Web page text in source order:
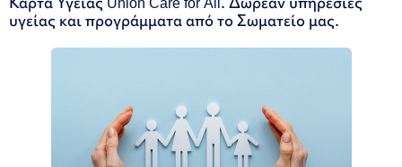
υγείας και προγράμματα από το Σωματείο μας.